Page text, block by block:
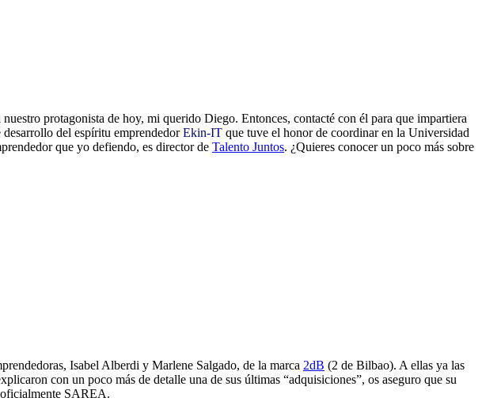
protagonista de hoy, mi querido Diego. Entonces, contacté con él para que impartiera
desarrollo del espíritu emprendedorEkin-IT que tuve el honor de coordinar en la Universidad
que yo defiendo, es director de Talento Juntos. ¿Quieres conocer un poco más sobre
Isabel Alberdi y Marlene Salgado, de la marca 2dB (2 de Bilbao). A ellas ya las
con un poco más de detalle una de sus últimas “adquisiciones”, os aseguro que su
oficialmente SAREA.